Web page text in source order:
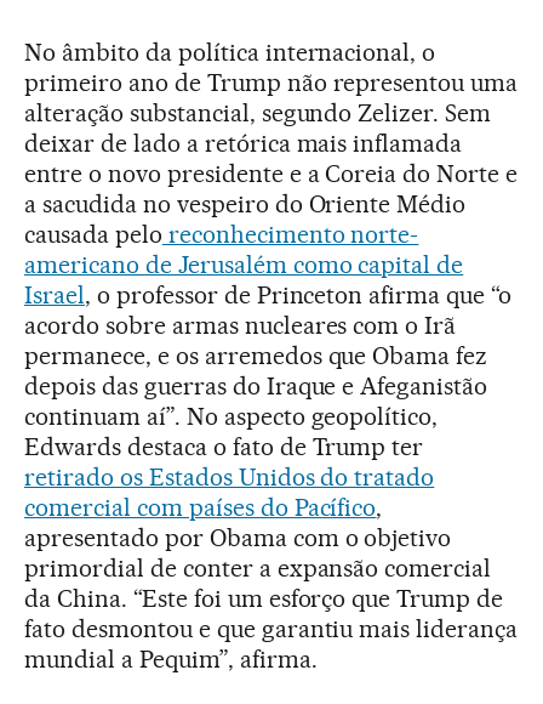
No âmbito da política internacional, o
primeiro ano de Trump não representou uma
alteração substancial, segundo Zelizer. Sem
deixar de lado a retórica mais inflamada
entre o novo presidente e a Coreia do Norte e
a sacudida no vespeiro do Oriente Médio
causada pelo reconhecimento norte-
americano de Jerusalém como capital de
Israel, o professor de Princeton afirma que “o
acordo sobre armas nucleares com o Irã
permanece, e os arremedos que Obama fez
depois das guerras do Iraque e Afeganistão
continuam aí”. No aspecto geopolítico,
Edwards destaca o fato de Trump ter
retirado os Estados Unidos do tratado
comercial com países do Pacífico,
apresentado por Obama com o objetivo
primordial de conter a expansão comercial
da China. “Este foi um esforço que Trump de
fato desmontou e que garantiu mais liderança
mundial a Pequim”, afirma.